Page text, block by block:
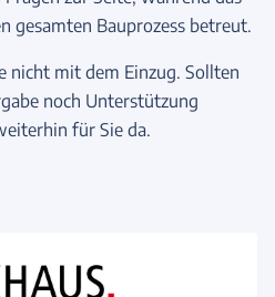
gesamten Bauprozess betreut.
nicht mit dem Einzug. Sollten
noch Unterstützung
für Sie da.